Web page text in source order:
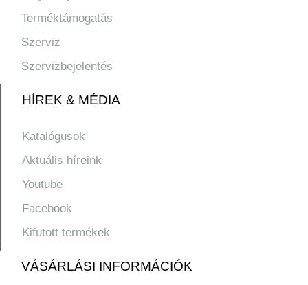
Terméktámogatás
Szerviz
Szervizbejelentés
HÍREK & MÉDIA
Katalógusok
Aktuális híreink
Youtube
Facebook
Kifutott termékek
VÁSÁRLÁSI INFORMÁCIÓK